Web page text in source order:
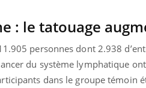
: le tatouage
personnes dont 2.938
du système lymphatique
dans le groupe témoin